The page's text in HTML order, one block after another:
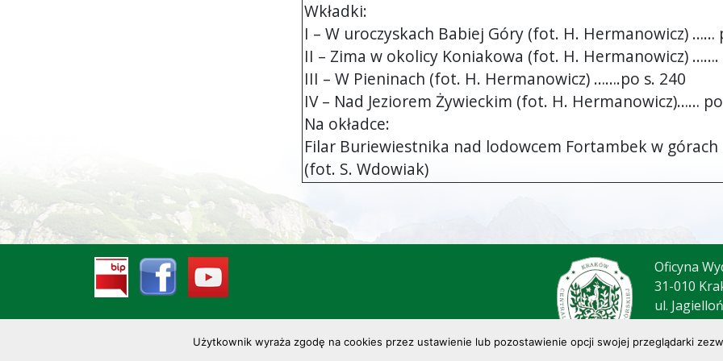
Wkładki:
I – W uroczyskach Babiej Góry (fot. H. Hermanowicz) ……
II – Zima w okolicy Koniakowa (fot. H. Hermanowicz) …….
III – W Pieninach (fot. H. Hermanowicz) …….po s. 240
IV – Nad Jeziorem Żywieckim (fot. H. Hermanowicz)……
Na okładce:
Filar Buriewiestnika nad lodowcem Fortambek w górach
(fot. S. Wdowiak)
Oficyna
31-010
ul.
tel.: (12)
Użytkownik wyraża zgodę na cookies przez ustawienie lub pozostawienie opcji swojej przeglądarki